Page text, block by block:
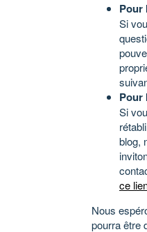
Pour
Si
Pour
Si
blog,
ce
Nous
pourra être